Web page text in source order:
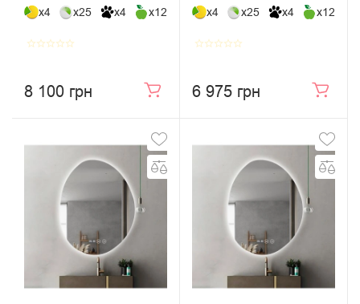
x4
x25 x4 x12
star_borderstar_borderstar_borderstar_borderstar_border
8 100 грн
x4
x25 x4 x12
star_borderstar_borderstar_borderstar_borderstar_border
6 975 грн